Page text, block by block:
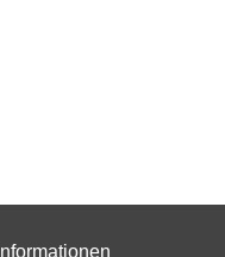
Informationen